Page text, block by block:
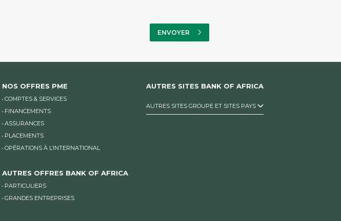
NOS OFFRES PME
COMPTES & SERVICES
FINANCEMENTS
ASSURANCES
PLACEMENTS
OPÉRATIONS À L’INTERNATIONAL
AUTRES OFFRES BANK OF AFRICA
PARTICULIERS
GRANDES ENTREPRISES
AUTRES SITES BANK OF AFRICA
AUTRES SITES GROUPE ET SITES PAYS